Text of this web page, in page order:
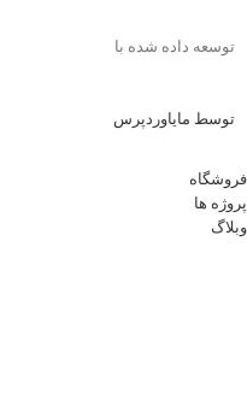
توسعه داده شده با
توسط مایاوردپرس
فروشگاه
پروژه ها
وبلاگ